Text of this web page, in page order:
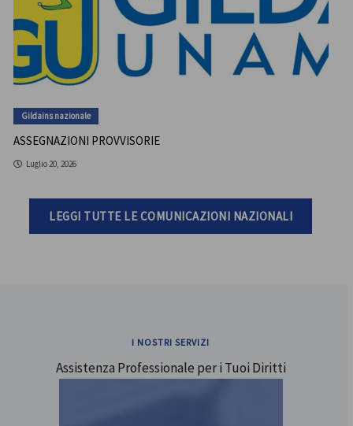
Gildains nazionale
ASSEGNAZIONI PROVVISORIE
Luglio 20, 2026
LEGGI TUTTE LE COMUNICAZIONI NAZIONALI
I NOSTRI SERVIZI
Assistenza Professionale per i Tuoi Diritti